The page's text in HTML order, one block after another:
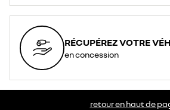
RÉCUPÉREZ VOTRE
en concession
retour en haut de